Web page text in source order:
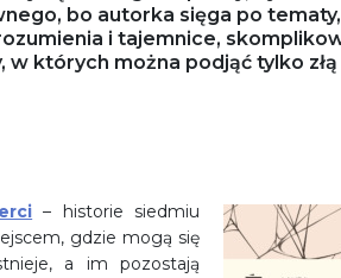
bo autorka sięga po
i tajemnice,
których można podjąć tylko złą
– historie siedmiu
gdzie mogą się
a im pozostają